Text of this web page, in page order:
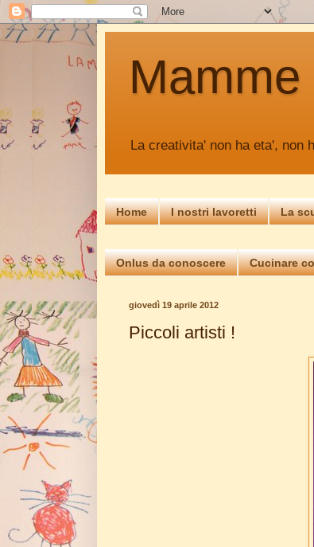
La creativita' non ha eta', non
Home I nostri lavoretti La
Onlus da conoscere Cucinare
giovedì 19 aprile 2012
Piccoli artisti !